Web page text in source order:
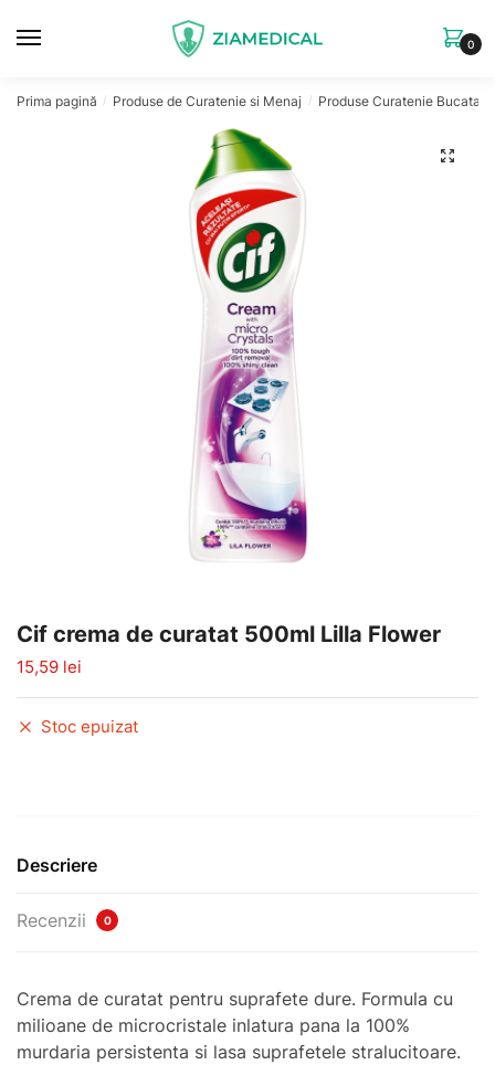
0
Prima pagină / Produse de Curatenie si Menaj / Produse Curatenie Bucatarie
🔍
Cif crema de curatat 500ml Lilla Flower
15,59 lei
Stoc epuizat
Descriere
Recenzii 0
Crema de curatat pentru suprafete dure. Formula cu
milioane de microcristale inlatura pana la 100%
murdaria persistenta si lasa suprafetele stralucitoare.